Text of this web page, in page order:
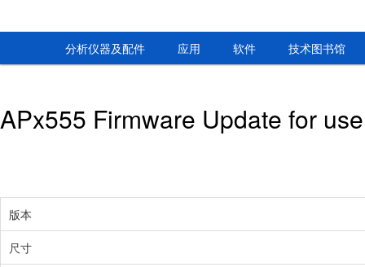
分析仪器及配件 应用 软件 技术图书馆
APx555 Firmware Update for
版本
尺寸